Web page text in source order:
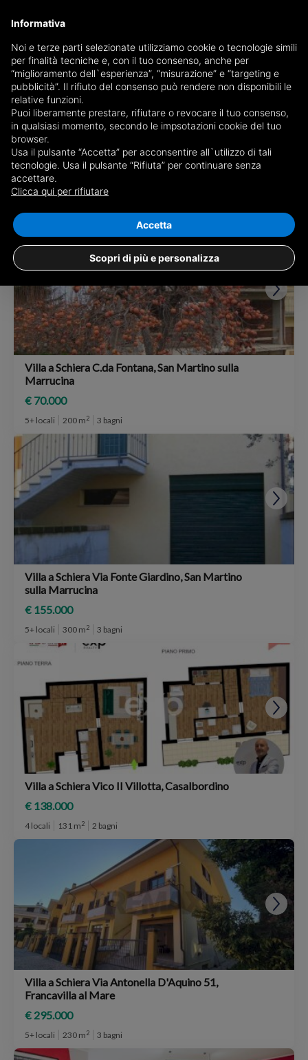
Ricevi copia del giornale via mail
Scegli giornale
22 risultati per
in provincia di Chieti
Villa a Schiera C.da Fontana, San Martino sulla
Marrucina
€ 70.000
5+ locali 200 m2 3 bagni
Villa a Schiera Via Fonte Giardino, San Martino
sulla Marrucina
€ 155.000
5+ locali 300 m2 3 bagni
Villa a Schiera Vico II Villotta, Casalbordino
€ 138.000
4 locali 131 m2 2 bagni
Villa a Schiera Via Antonella D'Aquino 51,
Francavilla al Mare
€ 295.000
5+ locali 230 m2 3 bagni
Informativa
Noi e terze parti selezionate utilizziamo cookie o tecnologie simili
per finalità tecniche e, con il tuo consenso, anche per
“miglioramento dell`esperienza”, “misurazione” e “targeting e
pubblicità”. Il rifiuto del consenso può rendere non disponibili le
relative funzioni.
Puoi liberamente prestare, rifiutare o revocare il tuo consenso,
in qualsiasi momento, secondo le impsotazioni cookie del tuo
browser.
Usa il pulsante “Accetta” per acconsentire all`utilizzo di tali
tecnologie. Usa il pulsante “Rifiuta” per continuare senza
accettare.
Clicca qui per rifiutare
Scopri di più e personalizza
Accetta